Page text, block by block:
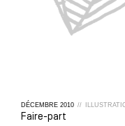
DÉCEMBRE 2010 //
Faire-part